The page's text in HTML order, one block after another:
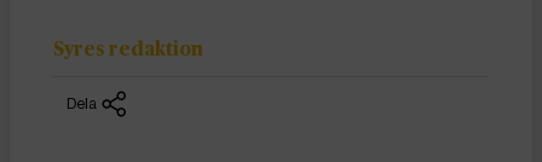
Syres redaktion
Dela